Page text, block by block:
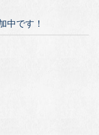
中です！